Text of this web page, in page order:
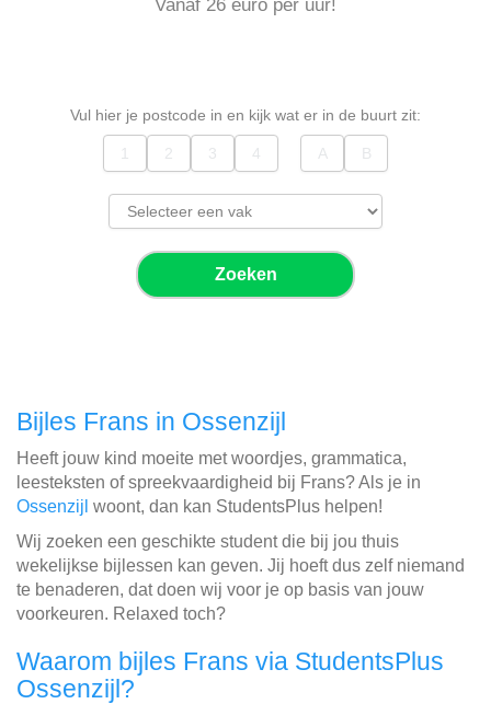
Vanaf 26 euro per uur!
Vul hier je postcode in en kijk wat er in de buurt zit:
Zoeken
Bijles Frans in Ossenzijl
Heeft jouw kind moeite met woordjes, grammatica,
leesteksten of spreekvaardigheid bij Frans? Als je in
Ossenzijl woont, dan kan StudentsPlus helpen!
Wij zoeken een geschikte student die bij jou thuis
wekelijkse bijlessen kan geven. Jij hoeft dus zelf niemand
te benaderen, dat doen wij voor je op basis van jouw
voorkeuren. Relaxed toch?
Waarom bijles Frans via StudentsPlus
Ossenzijl?